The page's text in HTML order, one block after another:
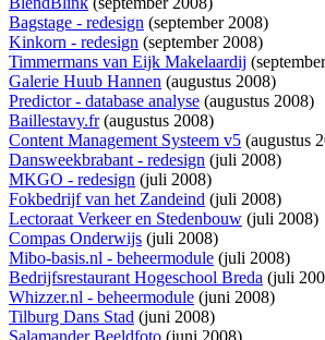
Bagstage - redesign (september 2008)
Kinkorn - redesign (september 2008)
Timmermans van Eijk Makelaardij
Galerie Huub Hannen (augustus 2008)
Predictor - database analyse (augustus 2008)
Baillestavy.fr(augustus 2008)
Content Management Systeem v5 (augustus
Dansweekbrabant - redesign (juli 2008)
MKGO - redesign (juli 2008)
Fokbedrijf van het Zandeind (juli 2008)
Lectoraat Verkeer en Stedenbouw (juli 2008)
Compas Onderwijs (juli 2008)
Mibo-basis.nl - beheermodule (juli 2008)
Bedrijfsrestaurant Hogeschool Breda (juli
Whizzer.nl - beheermodule (juni 2008)
Tilburg Dans Stad (juni 2008)